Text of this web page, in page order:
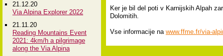
21.12.20
Via Alpina Explorer 2022
21.11.20
Reading Mountains Event
2021: 4km/h a pilgrimage
along the Via Alpina
Ker je bil del poti v Karnijskih Alpah
Dolomitih.
Vse informacije na www.ffme.fr/via-